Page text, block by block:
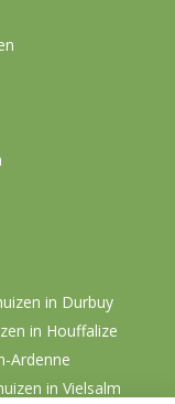
in Durbuy
in Houffalize
Ardenne
in Vielsalm